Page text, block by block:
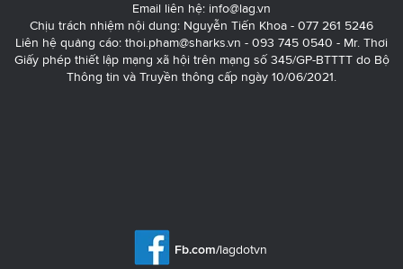
Email liên hệ: info@lag.vn
Chịu trách nhiệm nội dung: Nguyễn Tiến Khoa - 077 261 5246
Liên hệ quảng cáo: thoi.pham@sharks.vn - 093 745 0540 - Mr. Thơi
Giấy phép thiết lập mạng xã hội trên mạng số 345/GP-BTTTT do Bộ
Thông tin và Truyền thông cấp ngày 10/06/2021.
Fb.com/lagdotvn